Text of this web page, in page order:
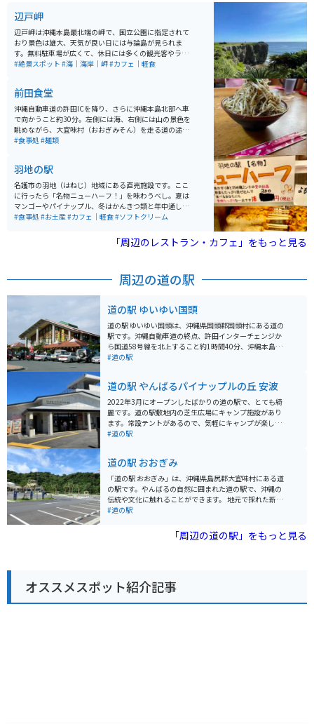
辺戸岬
辺戸岬は沖縄本島最北端の岬で、国立公園に指定されて
おり景色は雄大、天気が良い日には与論島が見られま
す。無料駐車場が広くて、休日には多くの観光客やライ
ダーが訪れています。 遊歩道は整備されて歩きやすく、
どが設置されています。「沖縄最北端到達証明」は観光
案内所で有料ですが、氏名入りで発行してくれます。 こ
こに来たら「ヤンバルクイナ展望台」や「大石林山」も
行ってみたい。
#絶景スポット #海｜海岸｜岬#カフェ｜軽食
前田食堂
沖縄自動車道の許田ICを降り、さらに沖縄本島北部へ車
で向かうこと約30分。左側には海、右側には山の景色を
眺めながら、大宜味村（おおぎみそん）を走る道の途中
で「前田食堂（まえだしょくどう）」を見つけることが
の胃袋をがっしり掴んでいるのが、名物の「牛肉そば」
です。
#食事処 #麺類
羽地の駅
名護市の羽地（はねじ）地域にある直売施設です。ここ
に行ったら「名物ニューハーフ！」を味わうべし。夏は
マンゴーやパイナップル、冬はかんきつ類と年中通して
おいしい南国果物が味わえます。市場に出回らない珍し
ご」とその親鶏「羽地鶏」を使った食事やお惣菜も楽し
#食事処 #お土産#カフェ｜軽食#ソフトクリーム
「周辺のレストラン・カフェ」をもっと見る
周辺の道の駅
道の駅 ゆいゆい国頭
道の駅 ゆいゆい国頭は、沖縄県国頭郡国頭村にある道の
駅です。沖縄自動車道の終点、許田インターチェンジか
ら国道58号線を北上すること約1時間40分、沖縄本島最
北端に位置する道の駅です。 道の駅 ゆいゆい国頭は、や
しています。 特産品販売では、地元でとれた新鮮な野菜
や果物、海産物の加工品などが販売されています。レス
トランでは、沖縄そばやチャンプルーなどの沖縄料理は
もちろん、地元の食材を使った創作料理も楽しめます。
また、道の駅 ゆいゆい国頭は、バイクツーリングの休憩
す。 周辺には、沖縄海岸国定公園の美しい海や山々が広
がっており、観光スポットもたくさんあります。沖縄美
ら海水族館や古宇利島など、人気観光スポットへのアク
セスも良好です。
#道の駅
道の駅 やんばるパイナップルの丘 安波
2022年3月にオープンしたばかりの道の駅で、とても綺
麗です。道の駅敷地内の芝生広場にキャンプ施設があり
ます。常設テントがあるので、気軽にキャンプが楽しめ
ます。屋上の有料スペースにブランコがあったりと全体
#道の駅
道の駅 おおぎみ
「道の駅 おおぎみ」は、沖縄県島尻郡大宜味村にある道
の駅です。やんばるの自然に囲まれた道の駅で、沖縄の
伝統や文化に触れることができます。 地元で採れた新鮮
な野菜や果物が販売されているほか、沖縄そばなどの軽
色を楽しみながらツーリングするのがおすすめです。 大
宜味村はシークヮーサーの産地としても有名で、道の駅
報】 住所：沖縄県島尻郡大宜味村字根路銘1620 電話番
号：0980-44-3242 営業時間：9:00～18:00 駐車場：普
通車50台、大型車5台 【おすすめポイント】 * 新鮮な地
#道の駅
「周辺の道の駅」をもっと見る
オススメスポット紹介記事